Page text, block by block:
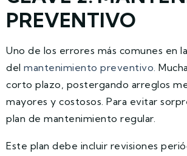
PREVENTIVO
Uno de los errores más comunes en la
del mantenimiento preventivo.
corto plazo, postergando arreglos
mayores y costosos. Para evitar
plan de mantenimiento regular.
Este plan debe incluir revisiones